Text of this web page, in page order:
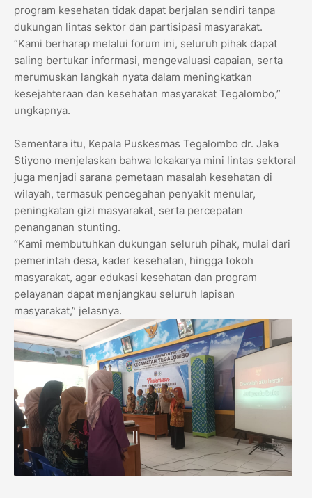
program kesehatan tidak dapat berjalan sendiri tanpa
dukungan lintas sektor dan partisipasi masyarakat.
“Kami berharap melalui forum ini, seluruh pihak dapat
saling bertukar informasi, mengevaluasi capaian, serta
merumuskan langkah nyata dalam meningkatkan
kesejahteraan dan kesehatan masyarakat Tegalombo,”
ungkapnya.
Sementara itu, Kepala Puskesmas Tegalombo dr. Jaka
Stiyono menjelaskan bahwa lokakarya mini lintas sektoral
juga menjadi sarana pemetaan masalah kesehatan di
wilayah, termasuk pencegahan penyakit menular,
peningkatan gizi masyarakat, serta percepatan
penanganan stunting.
“Kami membutuhkan dukungan seluruh pihak, mulai dari
pemerintah desa, kader kesehatan, hingga tokoh
masyarakat, agar edukasi kesehatan dan program
pelayanan dapat menjangkau seluruh lapisan
masyarakat,” jelasnya.